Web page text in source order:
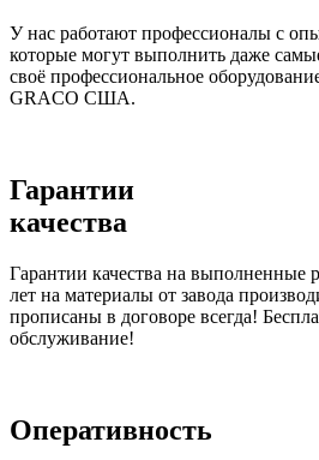
У нас работают профессионалы с
которые могут выполнить даже
своё профессиональное
GRACO США.
Гарантии
качества
Гарантии качества на выполненные
лет на материалы от завода
прописаны в договоре всегда!
обслуживание!
Оперативность